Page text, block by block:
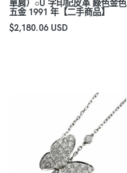
單肩）○U 字印記皮革 綠色金色
五金 1991 年【二手商品】
$2,180.06 USD